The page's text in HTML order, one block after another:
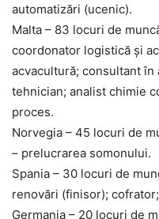
automatizări (ucenic).
Malta – 83 locuri de
coordonator logistică și
acvacultură; consultant în
tehnician; analist chimie
proces.
Norvegia – 45 locuri de
– prelucrarea somonului.
Spania – 30 locuri de
renovări (finisor);
Germania – 20 locuri de